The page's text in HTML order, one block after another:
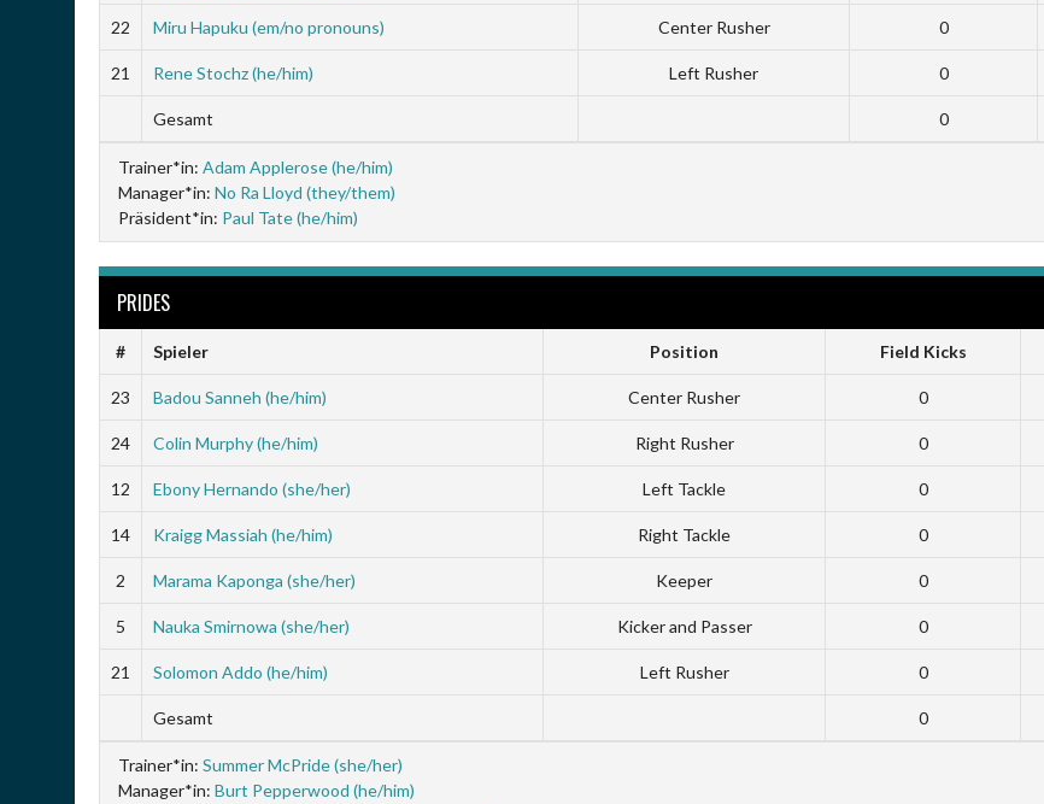
22 Miru Hapuku (em/no pronouns) Center Rusher 0
21 Rene Stochz (he/him) Left Rusher 0
Gesamt 0
Trainer*in: Adam Applerose (he/him)
Manager*in: No Ra Lloyd (they/them)
Präsident*in: Paul Tate (he/him)
PRIDES
# Spieler Position Field Kicks
23 Badou Sanneh (he/him) Center Rusher 0
24 Colin Murphy (he/him) Right Rusher 0
12 Ebony Hernando (she/her) Left Tackle 0
14 Kraigg Massiah (he/him) Right Tackle 0
2 Marama Kaponga (she/her) Keeper 0
5 Nauka Smirnowa (she/her) Kicker and Passer 0
21 Solomon Addo (he/him) Left Rusher 0
Gesamt 0
Trainer*in: Summer McPride (she/her)
Manager*in: Burt Pepperwood (he/him)